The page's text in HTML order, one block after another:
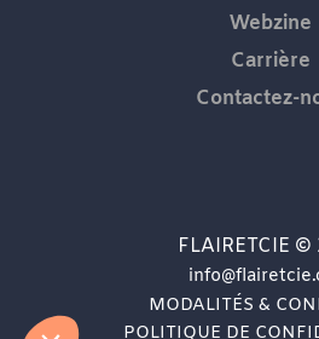
Webzine
Carrière
Contactez-
MODALITÉS &
POLITIQUE DE
FLAIRETCIE ©